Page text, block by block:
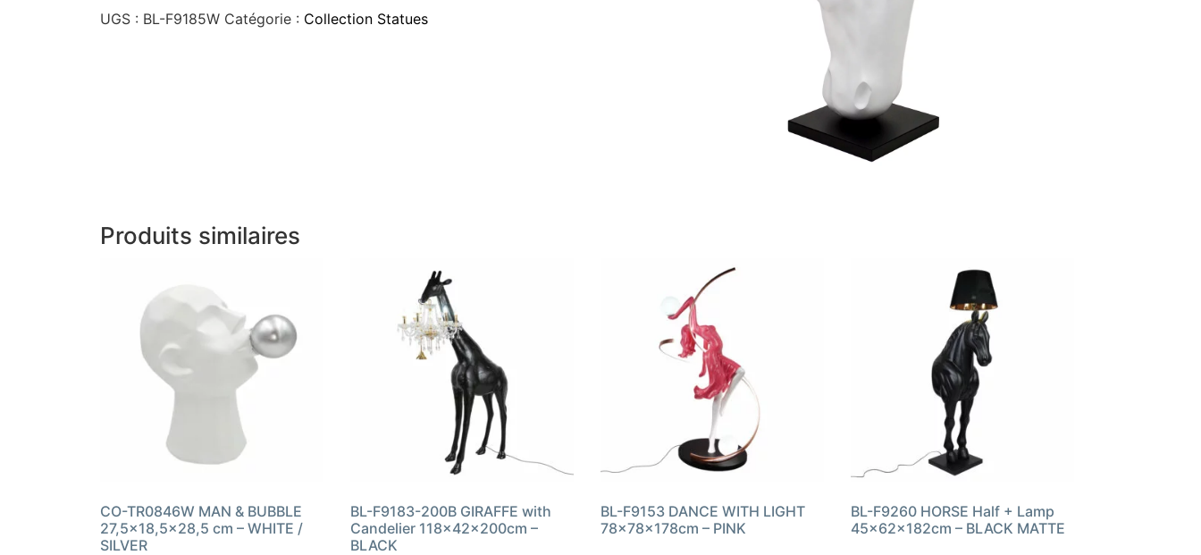
UGS : BL-F9185W Catégorie : Collection Statues
Produits similaires
CO-TR0846W MAN & BUBBLE
27,5×18,5×28,5 cm – WHITE /
SILVER
BL-F9183-200B GIRAFFE with
Candelier 118x42x200cm –
BLACK
BL-F9153 DANCE WITH LIGHT
78x78x178cm – PINK
BL-F9260 HORSE Half + Lamp
45x62x182cm – BLACK MATTE